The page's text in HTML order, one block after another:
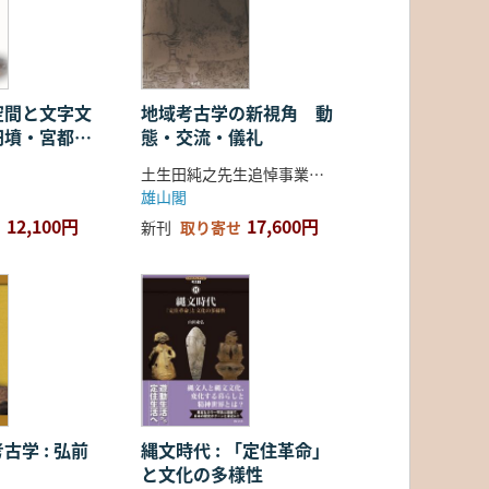
と文字文
・宮都・
12,100円
地域考古学の新視角 動
態・交流・儀礼
土生田純之先生追悼事業会 編
雄山閣
新刊 取り寄せ 17,600円
学 : 弘前
縄文時代 : 「定住革命」
と文化の多様性